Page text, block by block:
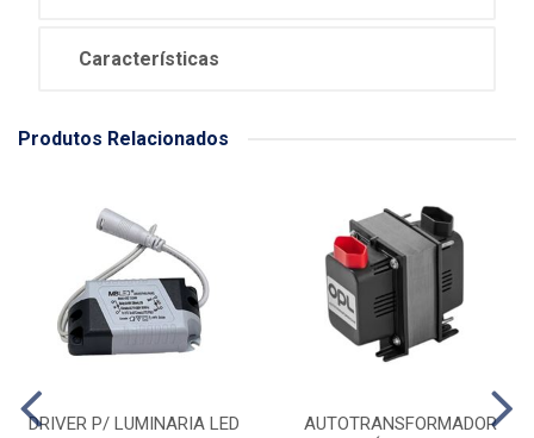
Características
Produtos Relacionados
DRIVER P/ LUMINARIA LED
AUTOTRANSFORMADOR